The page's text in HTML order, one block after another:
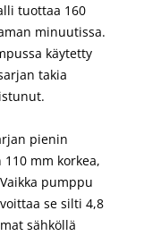
tuottaa 160
minuutissa.
käytetty
takia
pienin
mm korkea,
pumppu
se silti 4,8
sähköllä